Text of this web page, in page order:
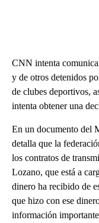
CNN intenta
y de otros detenidos
de clubes deportivos,
intenta obtener una
En un documento del
detalla que la
los contratos de
Lozano, que está a
dinero ha recibido de
que hizo con ese
información